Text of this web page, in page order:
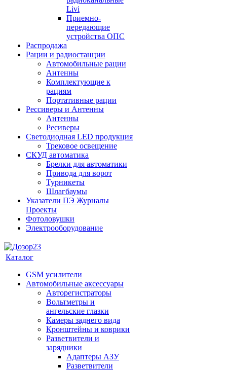
Livi
Приемно-
передающие
устройства ОПС
Распродажа
Рации и радиостанции
Автомобильные рации
Антенны
Комплектующие к
рациям
Портативные рации
Рессиверы и Антенны
Антенны
Ресиверы
Светодиодная LED продукция
Трековое освещение
СКУД автоматика
Брелки для автоматики
Привода для ворот
Турникеты
Шлагбаумы
Указатели ПЭ Журналы
Проекты
Фотоловушки
Электрооборудование
Каталог
GSM усилители
Автомобильные аксессуары
Авторегистраторы
Вольтметры и
ангельские глазки
Камеры заднего вида
Кронштейны и коврики
Разветвители и
зарядники
Адаптеры АЗУ
Разветвители